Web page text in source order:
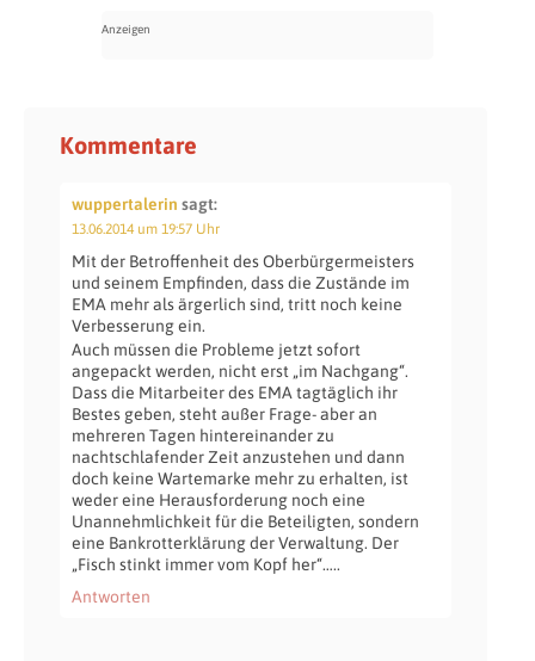
Kommentare
wuppertalerin sagt:
13.06.2014 um 19:57 Uhr
Mit der Betroffenheit des Oberbürgermeisters
und seinem Empfinden, dass die Zustände im
EMA mehr als ärgerlich sind, tritt noch keine
Verbesserung ein.
Auch müssen die Probleme jetzt sofort
angepackt werden, nicht erst „im Nachgang“.
Dass die Mitarbeiter des EMA tagtäglich ihr
Bestes geben, steht außer Frage- aber an
mehreren Tagen hintereinander zu
nachtschlafender Zeit anzustehen und dann
doch keine Wartemarke mehr zu erhalten, ist
weder eine Herausforderung noch eine
Unannehmlichkeit für die Beteiligten, sondern
eine Bankrotterklärung der Verwaltung. Der
„Fisch stinkt immer vom Kopf her“…..
Antworten